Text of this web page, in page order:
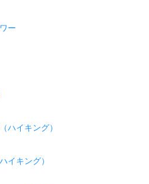
ー
ハイキング）
イキング）